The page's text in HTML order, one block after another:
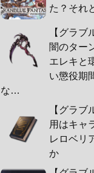
た？それ
【グラブ
闇のター
エレキと
い懲役期
な…
【グラブ
用はキャ
レロベリ
か